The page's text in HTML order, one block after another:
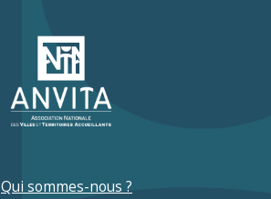
Qui sommes-nous ?